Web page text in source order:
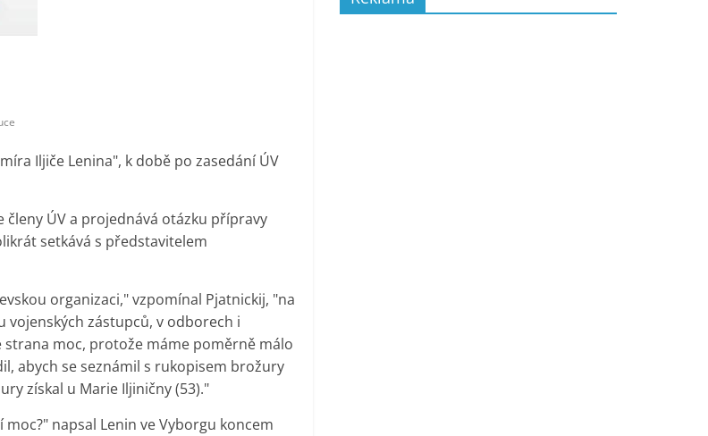
Iljiče Lenina", k době po zasedání ÚV
členy ÚV a projednává otázku přípravy
setkává s představitelem
organizaci," vzpomínal Pjatnickij, "na
vojenských zástupců, v odborech i
moc, protože máme poměrně málo
abych se seznámil s rukopisem brožury
získal u Marie Iljiničny (53)."
napsal Lenin ve Vyborgu koncem